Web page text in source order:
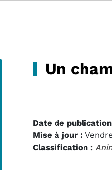
Un
Date de
Mise à jour :
Classification :